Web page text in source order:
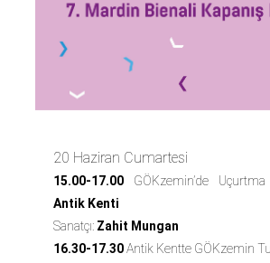
20 Haziran Cumartesi
15.00-17.00 GÖKzemin’de
Antik Kenti
Sanatçı: Zahit Mungan
16.30-17.30Antik Kentte GÖKzemin